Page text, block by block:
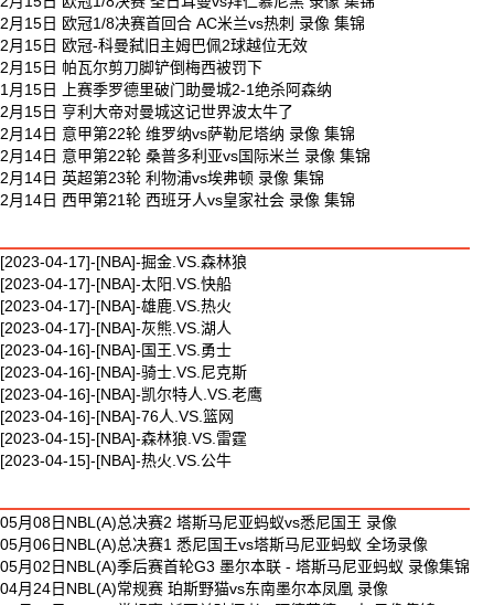
2月15日 欧冠1/8决赛首回合 AC米兰vs热刺 录像 集锦
2月15日 欧冠-科曼弑旧主姆巴佩2球越位无效
2月15日 帕瓦尔剪刀脚铲倒梅西被罚下
1月15日 上赛季罗德里破门助曼城2-1绝杀阿森纳
2月15日 亨利大帝对曼城这记世界波太牛了
2月14日 意甲第22轮 维罗纳vs萨勒尼塔纳 录像 集锦
2月14日 意甲第22轮 桑普多利亚vs国际米兰 录像 集锦
2月14日 英超第23轮 利物浦vs埃弗顿 录像 集锦
2月14日 西甲第21轮 西班牙人vs皇家社会 录像 集锦
[2023-04-17]-[NBA]-掘金.VS.森林狼
[2023-04-17]-[NBA]-太阳.VS.快船
[2023-04-17]-[NBA]-雄鹿.VS.热火
[2023-04-17]-[NBA]-灰熊.VS.湖人
[2023-04-16]-[NBA]-国王.VS.勇士
[2023-04-16]-[NBA]-骑士.VS.尼克斯
[2023-04-16]-[NBA]-凯尔特人.VS.老鹰
[2023-04-16]-[NBA]-76人.VS.篮网
[2023-04-15]-[NBA]-森林狼.VS.雷霆
[2023-04-15]-[NBA]-热火.VS.公牛
05月08日NBL(A)总决赛2 塔斯马尼亚蚂蚁vs悉尼国王 录像
05月06日NBL(A)总决赛1 悉尼国王vs塔斯马尼亚蚂蚁 全场录像
05月02日NBL(A)季后赛首轮G3 墨尔本联 - 塔斯马尼亚蚂蚁 录像集锦
04月24日NBL(A)常规赛 珀斯野猫vs东南墨尔本凤凰 录像